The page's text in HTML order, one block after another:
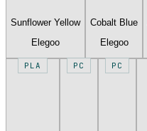
Sunflower Yellow
Elegoo
Cobalt Blue
Elegoo
PLA PC PC